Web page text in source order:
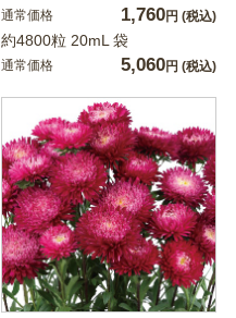
通常価格 1,760円 (税込)
約4800粒 20mL 袋
通常価格 5,060円 (税込)